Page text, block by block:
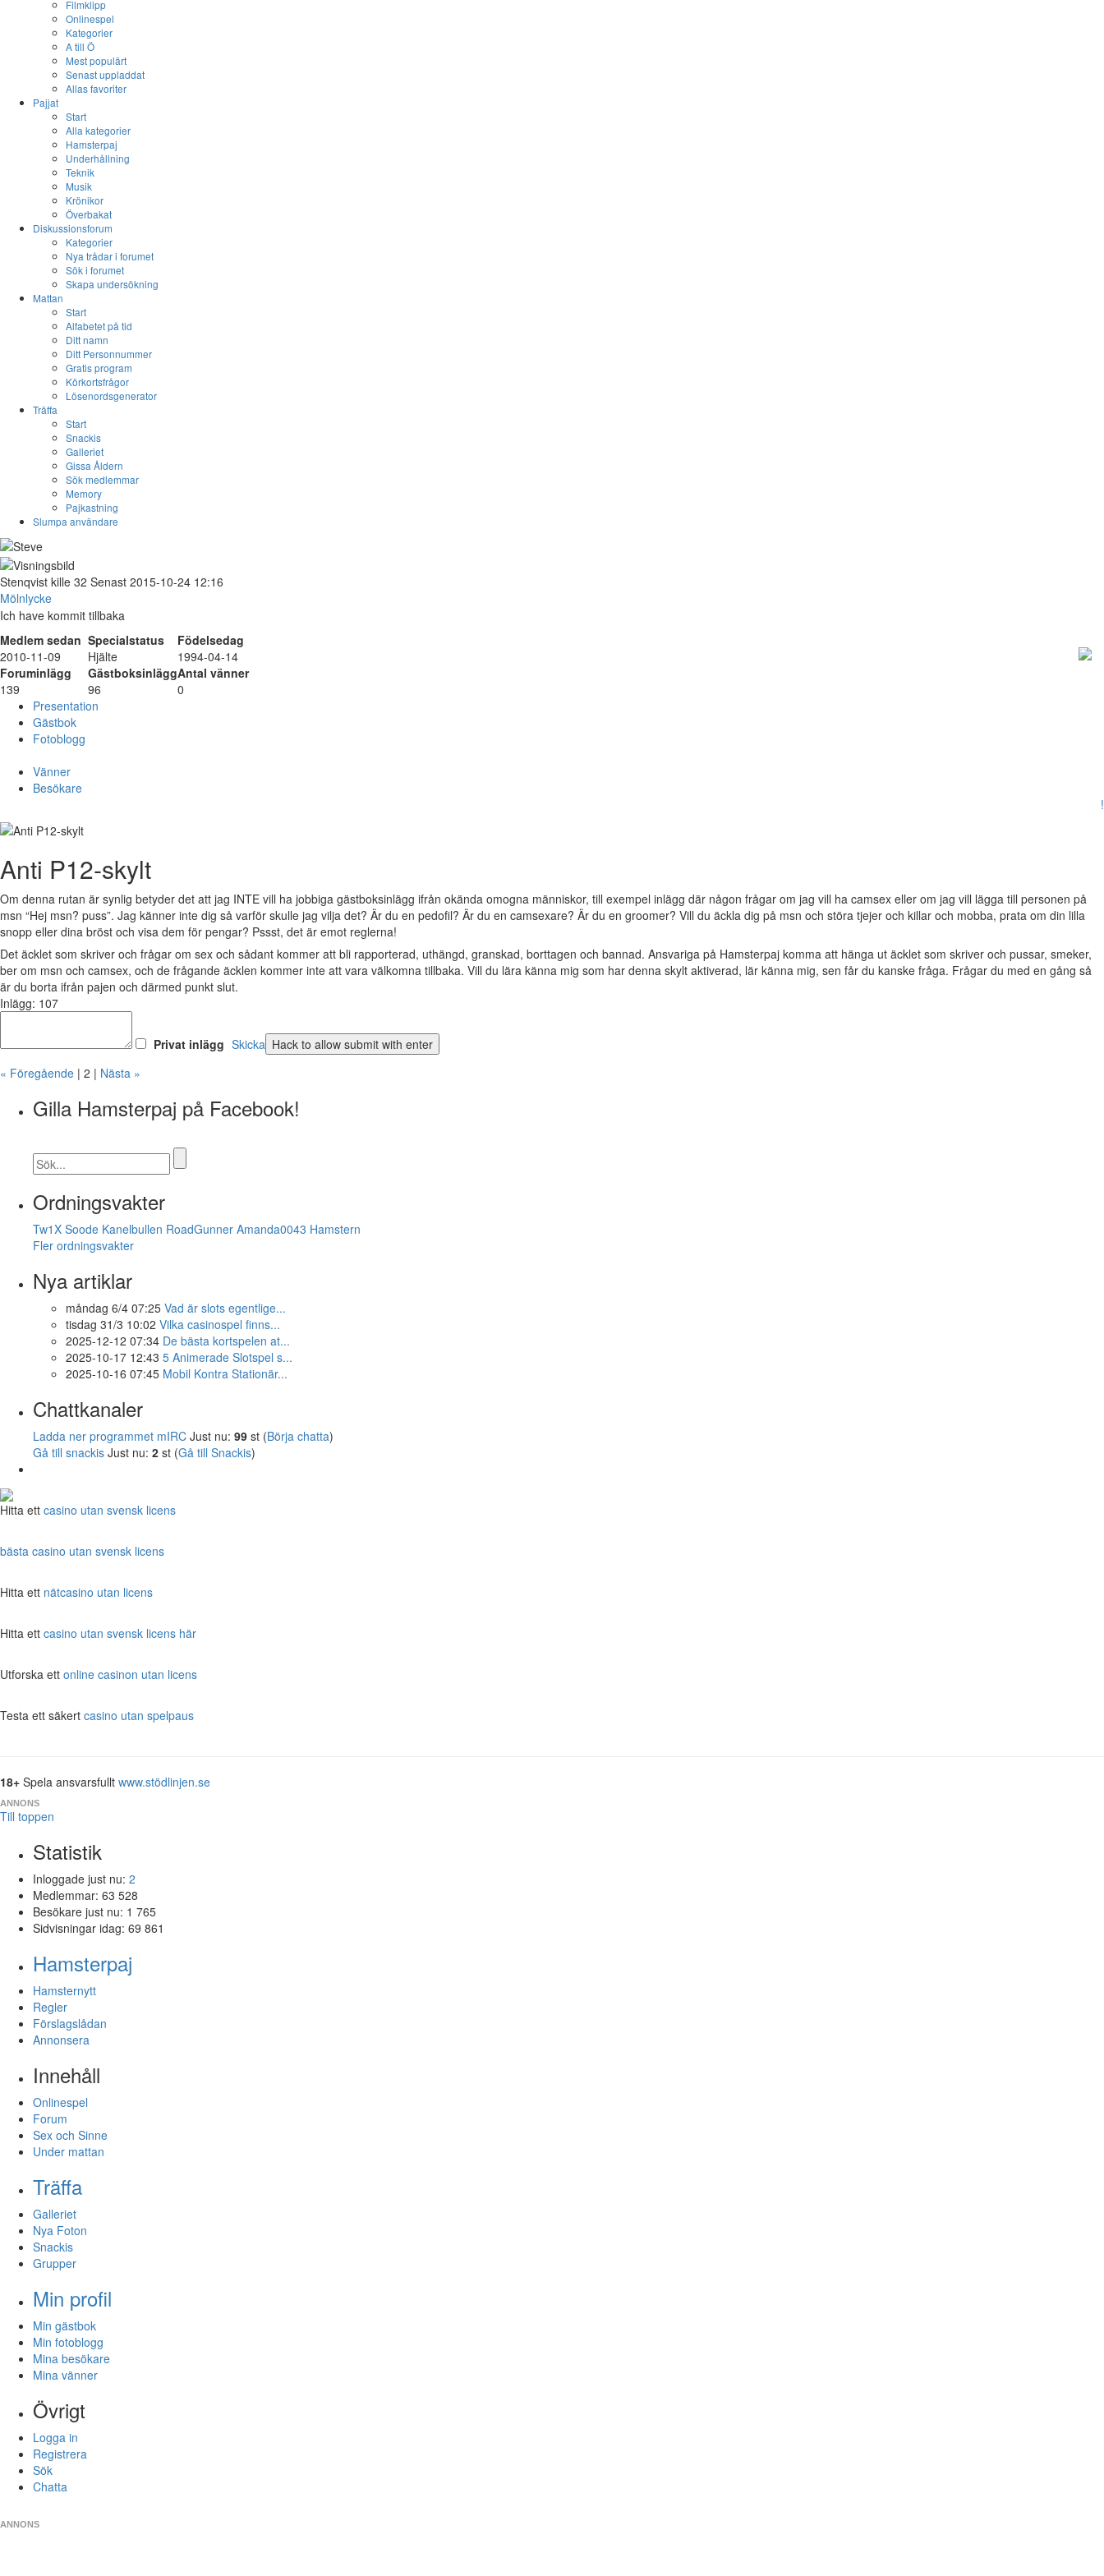
Filmklipp
Onlinespel
Kategorier
A till Ö
Mest populärt
Senast uppladdat
Allas favoriter
Pajjat
Start
Alla kategorier
Hamsterpaj
Underhållning
Teknik
Musik
Krönikor
Överbakat
Diskussionsforum
Kategorier
Nya trådar i forumet
Sök i forumet
Skapa undersökning
Mattan
Start
Alfabetet på tid
Ditt namn
Ditt Personnummer
Gratis program
Körkortsfrågor
Lösenordsgenerator
Träffa
Start
Snackis
Galleriet
Gissa Åldern
Sök medlemmar
Memory
Pajkastning
Slumpa användare
Stenqvist kille 32 Senast 2015-10-24 12:16
Mölnlycke
Ich have kommit tillbaka
Medlem sedan Specialstatus
Födelsedag
2010-11-09
Hjälte
1994-04-14
Foruminlägg
GästboksinläggAntal vänner
139
96
0
Presentation
Gästbok
Fotoblogg
Vänner
Besökare
!
Anti P12-skylt
Om denna rutan är synlig betyder det att jag INTE vill ha jobbiga gästboksinlägg ifrån okända omogna människor, till exempel inlägg där någon frågar om jag vill ha camsex eller om jag vill lägga till personen på
msn “Hej msn? puss”. Jag känner inte dig så varför skulle jag vilja det? Är du en pedofil? Är du en camsexare? Är du en groomer? Vill du äckla dig på msn och störa tjejer och killar och mobba, prata om din lilla
snopp eller dina bröst och visa dem för pengar? Pssst, det är emot reglerna!
Det äcklet som skriver och frågar om sex och sådant kommer att bli rapporterad, uthängd, granskad, borttagen och bannad. Ansvariga på Hamsterpaj komma att hänga ut äcklet som skriver och pussar, smeker,
ber om msn och camsex, och de frågande äcklen kommer inte att vara välkomna tillbaka. Vill du lära känna mig som har denna skylt aktiverad, lär känna mig, sen får du kanske fråga. Frågar du med en gång så
är du borta ifrån pajen och därmed punkt slut.
Inlägg: 107
Privat inlägg Skicka
« Föregående | 2 | Nästa »
Gilla Hamsterpaj på Facebook!
Ordningsvakter
Tw1X Soode Kanelbullen RoadGunner Amanda0043 Hamstern
Fler ordningsvakter
Nya artiklar
måndag 6/4 07:25 Vad är slots egentlige...
tisdag 31/3 10:02 Vilka casinospel finns...
2025-12-12 07:34 De bästa kortspelen at...
2025-10-17 12:43 5 Animerade Slotspel s...
2025-10-16 07:45 Mobil Kontra Stationär...
Chattkanaler
Ladda ner programmet mIRC Just nu: 99 st (Börja chatta)
Gå till snackis Just nu: 2 st (Gå till Snackis)
Hitta ett casino utan svensk licens
bästa casino utan svensk licens
Hitta ett nätcasino utan licens
Hitta ett casino utan svensk licens här
Utforska ett online casinon utan licens
Testa ett säkert casino utan spelpaus
18+ Spela ansvarsfullt www.stödlinjen.se
ANNONS
Till toppen
Statistik
Inloggade just nu: 2
Medlemmar: 63 528
Besökare just nu: 1 765
Sidvisningar idag: 69 861
Hamsterpaj
Hamsternytt
Regler
Förslagslådan
Annonsera
Innehåll
Onlinespel
Forum
Sex och Sinne
Under mattan
Träffa
Galleriet
Nya Foton
Snackis
Grupper
Min profil
Min gästbok
Min fotoblogg
Mina besökare
Mina vänner
Övrigt
Logga in
Registrera
Sök
Chatta
ANNONS